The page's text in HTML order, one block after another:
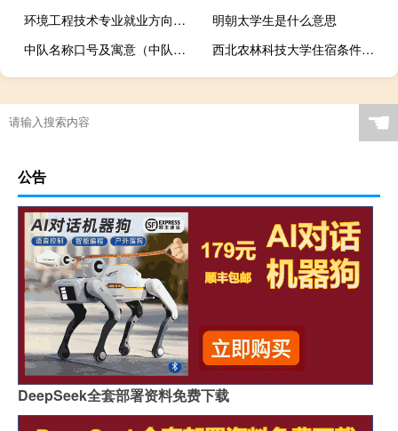
环境工程技术专业就业方向有哪些
明朝太学生是什么意思
中队名称口号及寓意（中队名称）
西北农林科技大学住宿条件怎么样啊
☚
公告
DeepSeek全套部署资料免费下载